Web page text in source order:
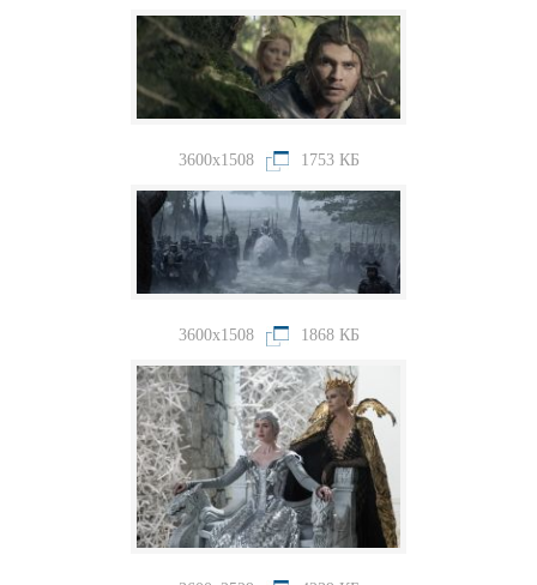
3600x1508 1753 КБ
3600x1508 1868 КБ